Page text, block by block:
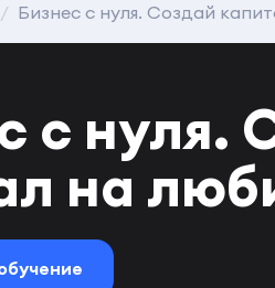
Бизнес с нуля. Cоздай
с нуля.
на